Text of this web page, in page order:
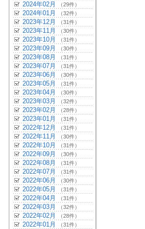
2024年02月 （29件）
2024年01月 （32件）
2023年12月 （31件）
2023年11月 （30件）
2023年10月 （31件）
2023年09月 （30件）
2023年08月 （31件）
2023年07月 （31件）
2023年06月 （30件）
2023年05月 （31件）
2023年04月 （30件）
2023年03月 （32件）
2023年02月 （28件）
2023年01月 （31件）
2022年12月 （31件）
2022年11月 （30件）
2022年10月 （31件）
2022年09月 （30件）
2022年08月 （31件）
2022年07月 （31件）
2022年06月 （30件）
2022年05月 （31件）
2022年04月 （31件）
2022年03月 （32件）
2022年02月 （28件）
2022年01月 （31件）